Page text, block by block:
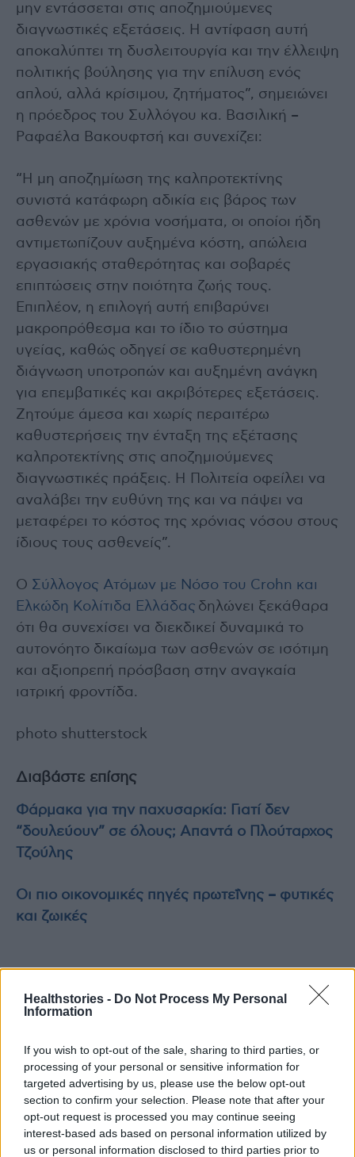
Healthstories - Do Not Process My Personal
Information
If you wish to opt-out of the sale, sharing to third parties, or
processing of your personal or sensitive information for
targeted advertising by us, please use the below opt-out
section to confirm your selection. Please note that after your
opt-out request is processed you may continue seeing
interest-based ads based on personal information utilized by
us or personal information disclosed to third parties prior to
μην εντάσσεται στις αποζημιούμενες
διαγνωστικές εξετάσεις. Η αντίφαση αυτή
αποκαλύπτει τη δυσλειτουργία και την έλλειψη
πολιτικής βούλησης για την επίλυση ενός
απλού, αλλά κρίσιμου, ζητήματος”, σημειώνει
η πρόεδρος του Συλλόγου κα. Βασιλική –
Ραφαέλα Βακουφτσή και συνεχίζει:
“Η μη αποζημίωση της καλπροτεκτίνης
συνιστά κατάφωρη αδικία εις βάρος των
ασθενών με χρόνια νοσήματα, οι οποίοι ήδη
αντιμετωπίζουν αυξημένα κόστη, απώλεια
εργασιακής σταθερότητας και σοβαρές
επιπτώσεις στην ποιότητα ζωής τους.
Επιπλέον, η επιλογή αυτή επιβαρύνει
μακροπρόθεσμα και το ίδιο το σύστημα
υγείας, καθώς οδηγεί σε καθυστερημένη
διάγνωση υποτροπών και αυξημένη ανάγκη
για επεμβατικές και ακριβότερες εξετάσεις.
Ζητούμε άμεσα και χωρίς περαιτέρω
καθυστερήσεις την ένταξη της εξέτασης
καλπροτεκτίνης στις αποζημιούμενες
διαγνωστικές πράξεις. Η Πολιτεία οφείλει να
αναλάβει την ευθύνη της και να πάψει να
μεταφέρει το κόστος της χρόνιας νόσου στους
ίδιους τους ασθενείς”.
Ο Σύλλογος Ατόμων με Νόσο του Crohn και
Ελκώδη Κολίτιδα Ελλάδας δηλώνει ξεκάθαρα
ότι θα συνεχίσει να διεκδικεί δυναμικά το
αυτονόητο δικαίωμα των ασθενών σε ισότιμη
και αξιοπρεπή πρόσβαση στην αναγκαία
ιατρική φροντίδα.
photo shutterstock
Διαβάστε επίσης
Φάρμακα για την παχυσαρκία: Γιατί δεν
“δουλεύουν” σε όλους; Απαντά ο Πλούταρχος
Τζούλης
Οι πιο οικονομικές πηγές πρωτεΐνης – φυτικές
και ζωικές
TAGS Βάσω Ραφαέλα Βακουφτσή καλπροτεκτίνη
νόσος του Crohn
Σύλλογος Ατόμων με Νόσο του Crohn και Ελκώδη Κολίτιδα Ελλάδας